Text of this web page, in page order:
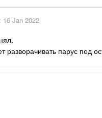
16 Jan 2022
разворачивать парус под